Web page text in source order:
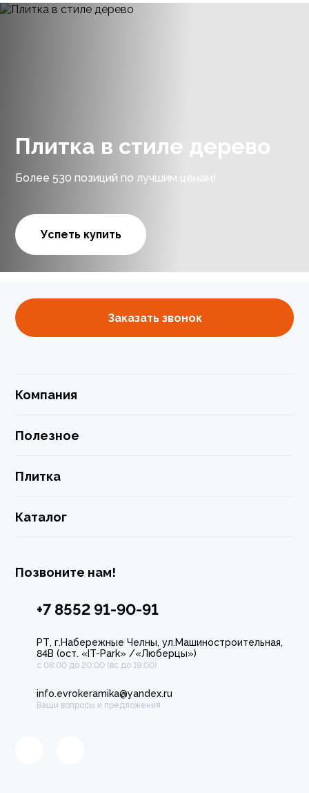
Плитка в стиле дерево
Успеть купить
Более 530 позиций по лучшим ценам!
Заказать звонок
Компания
Полезное
Плитка
Каталог
Позвоните нам!
+7 8552 91-90-91
РТ, г.Набережные Челны, ул.Машиностроительная,
84В (ост. «IT-Park» /«Люберцы»)
с 08:00 до 20:00 (вс до 19:00)
info.evrokeramika@yandex.ru
Ваши вопросы и предложения